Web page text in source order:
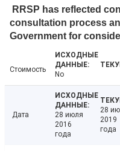
RRSP has reflected
consultation process
Government for
Стоимость
No
Дата
28 июля
2016
года
28
2019
года